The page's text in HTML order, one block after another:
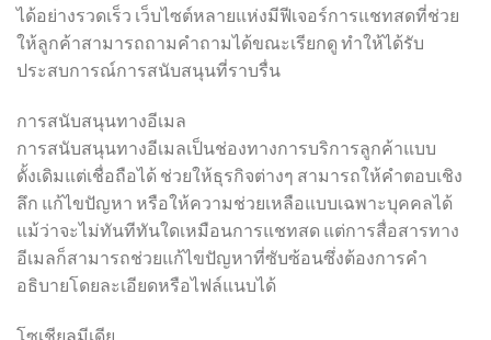
ได้อย่างรวดเร็ว เว็บไซต์หลายแห่งมีฟีเจอร์การแชทสดที่ช่วย
ให้ลูกค้าสามารถถามคำถามได้ขณะเรียกดู ทำให้ได้รับ
ประสบการณ์การสนับสนุนที่ราบรื่น
การสนับสนุนทางอีเมล
การสนับสนุนทางอีเมลเป็นช่องทางการบริการลูกค้าแบบ
ดั้งเดิมแต่เชื่อถือได้ ช่วยให้ธุรกิจต่างๆ สามารถให้คำตอบเชิง
ลึก แก้ไขปัญหา หรือให้ความช่วยเหลือแบบเฉพาะบุคคลได้
แม้ว่าจะไม่ทันทีทันใดเหมือนการแชทสด แต่การสื่อสารทาง
อีเมลก็สามารถช่วยแก้ไขปัญหาที่ซับซ้อนซึ่งต้องการคำ
อธิบายโดยละเอียดหรือไฟล์แนบได้
โซเชียลมีเดีย